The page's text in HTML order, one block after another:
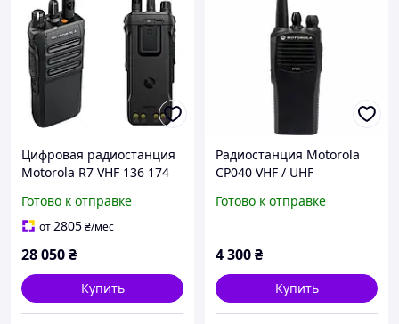
Цифровая радиостанция
Motorola R7 VHF 136 174
с AES 256
Готово к отправке
от2805₴/мес
28 050₴
Купить
Радиостанция Motorola
CP040 VHF / UHF
- Б/В
Готово к отправке
4 300₴
Купить